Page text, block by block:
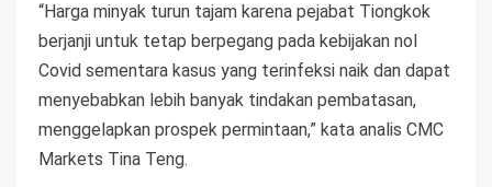
“Harga minyak turun tajam karena pejabat Tiongkok
berjanji untuk tetap berpegang pada kebijakan nol
Covid sementara kasus yang terinfeksi naik dan dapat
menyebabkan lebih banyak tindakan pembatasan,
menggelapkan prospek permintaan,” kata analis CMC
Markets Tina Teng.